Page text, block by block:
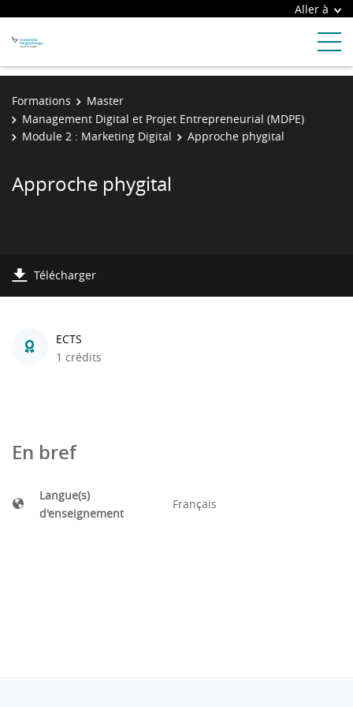
Aller à
Formations
Master
Management Digital et Projet Entrepreneurial (MDPE)
Module 2 : Marketing Digital
Approche phygital
Approche phygital
Télécharger
ECTS
1 crédits
En bref
Langue(s)
d'enseignement
Français